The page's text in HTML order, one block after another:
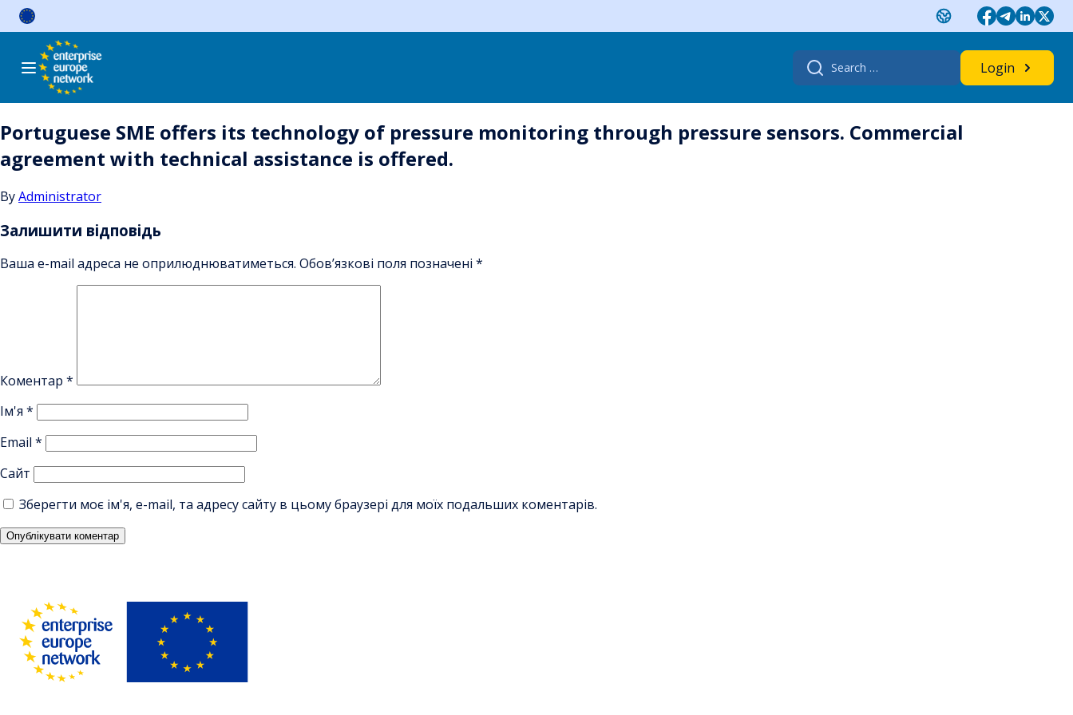
Skip
Search
for:
Login
Portuguese SME offers its technology of pressure monitoring through pressure sensors. Commercial
agreement with technical assistance is offered.
ByAdministrator
Залишити відповідь
Ваша e-mail адреса не оприлюднюватиметься. Обов’язкові поля позначені *
Коментар *
Ім'я *
Email *
Сайт
Зберегти моє ім'я, e-mail, та адресу сайту в цьому браузері для моїх подальших коментарів.